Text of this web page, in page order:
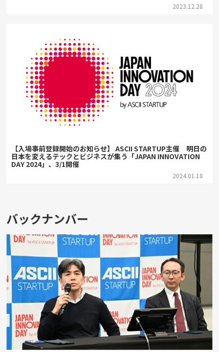
2023.12.28
【入場事前登録開始のお知らせ】 ASCII STARTUP主催 明日の
日本を変えるテックとビジネスが集う「JAPAN INNOVATION
DAY 2024」、3/1開催
2024.01.18
バックナンバー